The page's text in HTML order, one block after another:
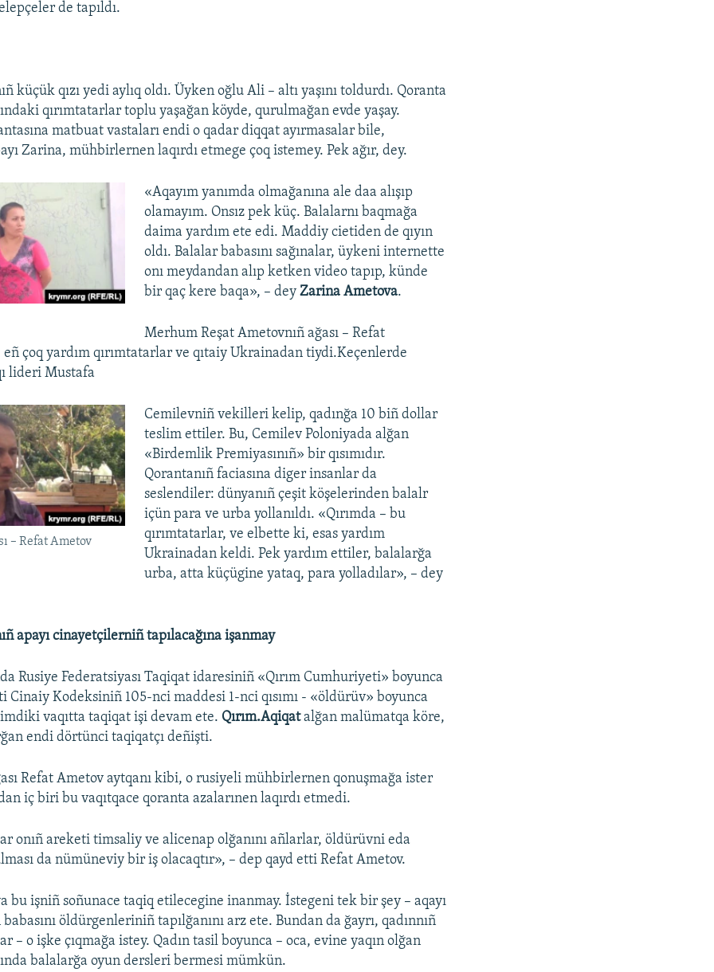
de tapıldı.
küçük qızı yedi aylıq oldı. Üyken oğlu Ali – altı yaşını toldurdı. Qoranta
qırımtatarlar toplu yaşağan köyde, qurulmağan evde yaşay.
matbuat vastaları endi o qadar diqqat ayırmasalar bile,
Zarina, mühbirlernen laqırdı etmege çoq istemey. Pek ağır, dey.
«Aqayım yanımda olmağanına ale daa alışıp
olamayım. Onsız pek küç. Balalarnı baqmağa
daima yardım ete edi. Maddiy cietiden de qıyın
oldı. Balalar babasını sağınalar, üykeni internette
onı meydandan alıp ketken video tapıp, künde
bir qaç kere baqa», – dey Zarina Ametova.
Merhum Reşat Ametovnıñ ağası – Refat
çoq yardım qırımtatarlar ve qıtaiy Ukrainadan tiydi.Keçenlerde
lideri Mustafa
– Refat Ametov
Cemilevniñ vekilleri kelip, qadınğa 10 biñ dollar
teslim ettiler. Bu, Cemilev Poloniyada alğan
«Birdemlik Premiyasınıñ» bir qısımıdır.
Qorantanıñ faciasına diger insanlar da
seslendiler: dünyanıñ çeşit köşelerinden balalr
içün para ve urba yollanıldı. «Qırımda – bu
qırımtatarlar, ve elbette ki, esas yardım
Ukrainadan keldi. Pek yardım ettiler, balalarğa
urba, atta küçügine yataq, para yolladılar», – dey
apayı cinayetçilerniñ tapılacağına işanmay
Rusiye Federatsiyası Taqiqat idaresiniñ «Qırım Cumhuriyeti» boyunca
Cinaiy Kodeksiniñ 105-nci maddesi 1-nci qısımı - «öldürüv» boyunca
vaqıtta taqiqat işi devam ete. Qırım.Aqiqatalğan malümatqa köre,
endi dörtünci taqiqatçı deñişti.
Refat Ametov aytqanı kibi, o rusiyeli mühbirlernen qonuşmağa ister
iç biri bu vaqıtqace qoranta azalarınen laqırdı etmedi.
onıñ areketi timsaliy ve alicenap olğanını añlarlar, öldürüvni eda
da nümüneviy bir iş olacaqtır», – dep qayd etti Refat Ametov.
bu işniñ soñunace taqiq etilecegine inanmay. İstegeni tek bir şey – aqayı
babasını öldürgenleriniñ tapılğanını arz ete. Bundan da ğayrı, qadınnıñ
– o işke çıqmağa istey. Qadın tasil boyunca – oca, evine yaqın olğan
balalarğa oyun dersleri bermesi mümkün.